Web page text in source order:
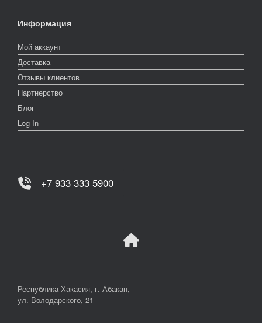
Информация
Мой аккаунт
Доставка
Отзывы клиентов
Партнерство
Блог
Log In
+7 933 333 5900
Республика Хакасия, г. Абакан,
ул. Володарского, 21